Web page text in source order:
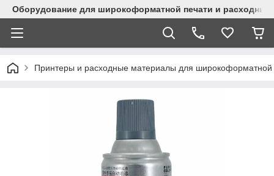
Оборудование для широкоформатной печати и
Принтеры и расходные материалы для широкоформатной